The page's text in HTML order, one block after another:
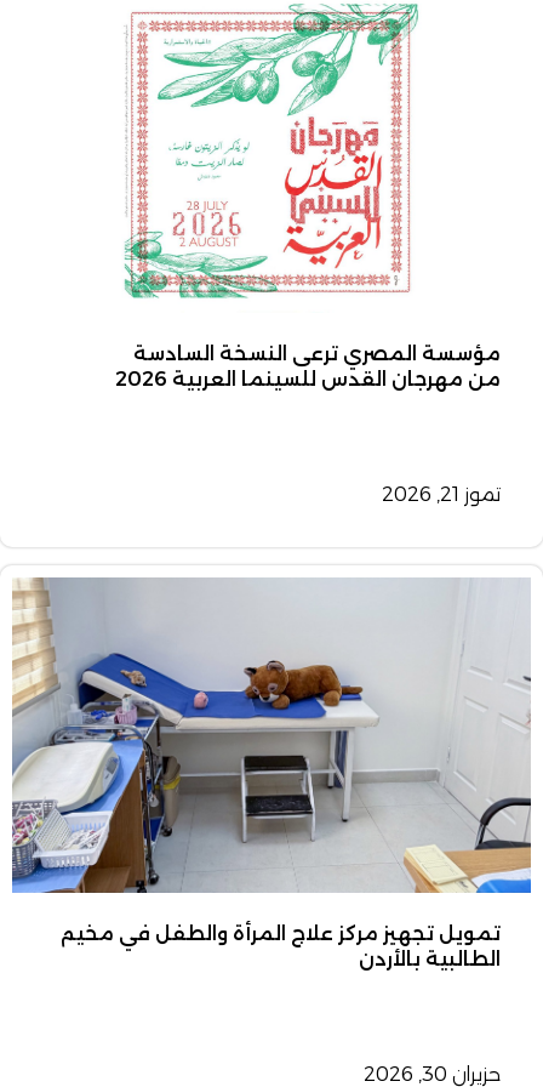
مؤسسة المصري ترعى النسخة السادسة
من مهرجان القدس للسينما العربية 2026
تموز 21, 2026
تمويل تجهيز مركز علاج المرأة والطفل في مخيم
الطالبية بالأردن
حزيران 30, 2026